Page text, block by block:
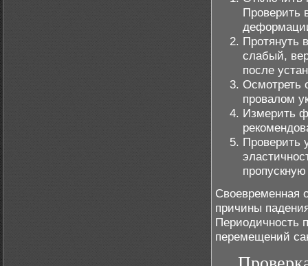
Проверить
Протянуть
слабый,
после
Осмотреть
провалом
Измерить
Проверить
Своевременная
причины
Периодичность
перемещений